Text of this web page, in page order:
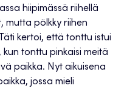
hiipimässä riihellä
mutta pölkky riihen
kertoi, että tonttu istui
tonttu pinkaisi meitä
paikka. Nyt aikuisena
jossa mieli